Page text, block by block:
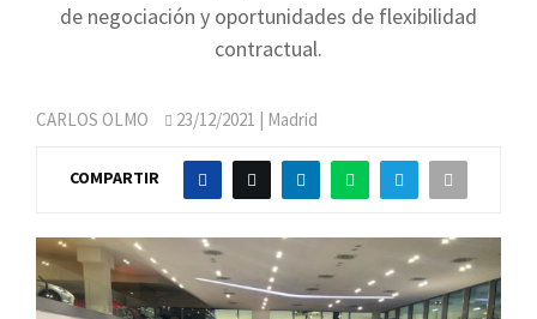
de negociación y oportunidades de flexibilidad
contractual.
CARLOS OLMO 23/12/2021 | Madrid
COMPARTIR